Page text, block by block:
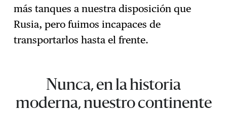
más tanques a nuestra disposición que
Rusia, pero fuimos incapaces de
transportarlos hasta el frente.
Nunca, en la historia
moderna, nuestro continente